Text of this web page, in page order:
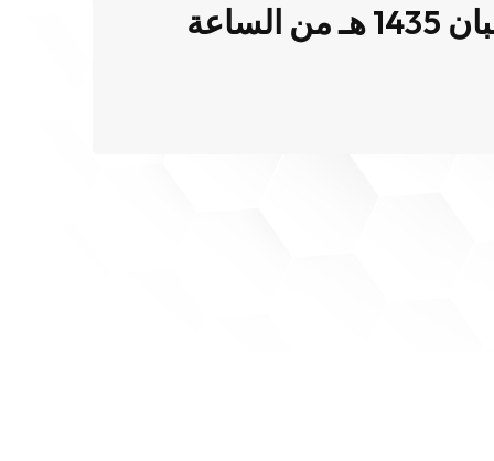
للمشاركة في برامج وأنشطة الملتقى الصيفي من الفترة 10-20 شعبان 1435 هـ من الساعة